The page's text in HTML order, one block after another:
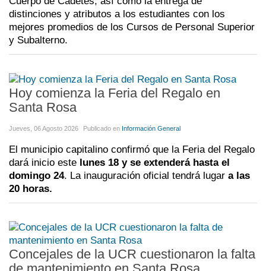
distinciones y atributos a los estudiantes con los
mejores promedios de los Cursos de Personal Superior
y Subalterno.
Hoy comienza la Feria del Regalo en
Santa Rosa
Jueves, 06 Agosto 2026 Publicado en Información General
El municipio capitalino confirmó que la Feria del Regalo
dará inicio este lunes 18 y se extenderá hasta el
domingo 24. La inauguración oficial tendrá lugar a las
20 horas.
Concejales de la UCR cuestionaron la falta